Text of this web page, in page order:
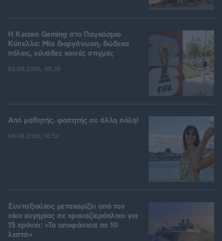
H Kaizen Gaming στο Παγκόσμιο
Kύπελλο: Μία διοργάνωση, δώδεκα
πόλεις, χιλιάδες κοινές στιγμές
05.08.2026, 08:38
Από μαθητής, φοιτητής σε άλλη πόλη!
06.08.2026, 10:52
Συνταξιούχος μετακομίζει από τον
οίκο ευγηρίας σε κρουαζιερόπλοιο για
15 χρόνια: «Το αποφάσισα σε 10
λεπτά»